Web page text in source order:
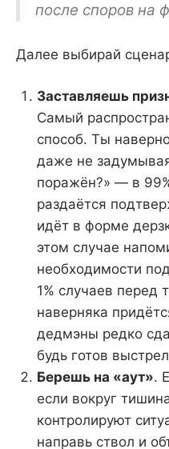
после споров на
Далее выбирай
Заставляешь
Самый
способ. Ты
даже не
поражён?» — в
раздаётся
идёт в форме
этом случае
необходимости
1% случаев перед
наверняка
дедмэны редко
будь готов
Берешь на «аут».
если вокруг
контролируют
направь ствол и